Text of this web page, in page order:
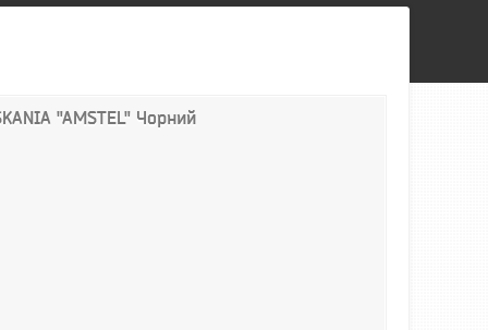
"AMSTEL" Чорний